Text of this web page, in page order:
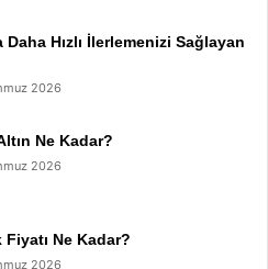
Hızlı İlerlemenizi Sağlayan
2026
Ne Kadar?
2026
Ne Kadar?
2026